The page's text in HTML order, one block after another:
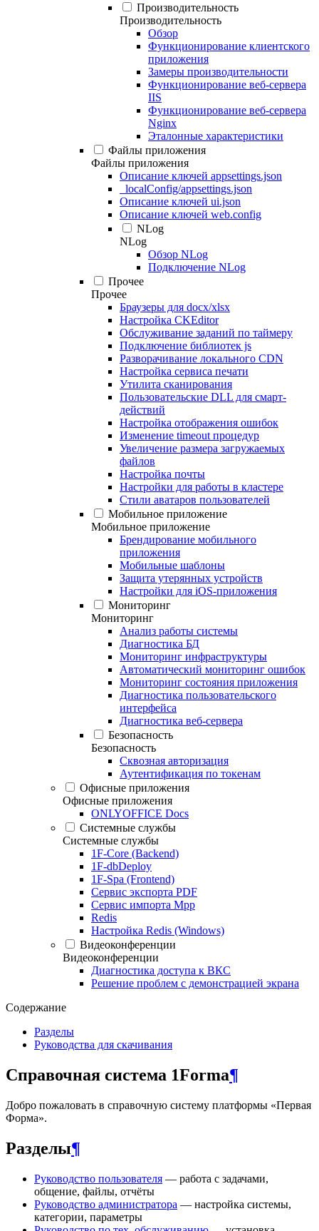
Производительность
Производительность
Обзор
Функционирование клиентского
приложения
Замеры производительности
Функционирование веб-сервера
IIS
Функционирование веб-сервера
Nginx
Эталонные характеристики
Файлы приложения
Файлы приложения
Описание ключей appsettings.json
_localConfig/appsettings.json
Описание ключей ui.json
Описание ключей web.config
NLog
NLog
Обзор NLog
Подключение NLog
Прочее
Прочее
Браузеры для docx/xlsx
Настройка CKEditor
Обслуживание заданий по таймеру
Подключение библиотек js
Разворачивание локального CDN
Настройка сервиса печати
Утилита сканирования
Пользовательские DLL для смарт-
действий
Настройка отображения ошибок
Изменение timeout процедур
Увеличение размера загружаемых
файлов
Настройка почты
Настройки для работы в кластере
Стили аватаров пользователей
Мобильное приложение
Мобильное приложение
Брендирование мобильного
приложения
Мобильные шаблоны
Защита утерянных устройств
Настройки для iOS-приложения
Мониторинг
Мониторинг
Анализ работы системы
Диагностика БД
Мониторинг инфраструктуры
Автоматический мониторинг ошибок
Мониторинг состояния приложения
Диагностика пользовательского
интерфейса
Диагностика веб-сервера
Безопасность
Безопасность
Сквозная авторизация
Аутентификация по токенам
Офисные приложения
Офисные приложения
ONLYOFFICE Docs
Системные службы
Системные службы
1F-Core (Backend)
1F-dbDeploy
1F-Spa (Frontend)
Сервис экспорта PDF
Сервис импорта Mpp
Redis
Настройка Redis (Windows)
Видеоконференции
Видеоконференции
Диагностика доступа к ВКС
Решение проблем с демонстрацией экрана
Содержание
Разделы
Руководства для скачивания
Справочная система 1Forma¶
Добро пожаловать в справочную систему платформы «Первая
Форма».
Разделы¶
Руководство пользователя — работа с задачами,
общение, файлы, отчёты
Руководство администратора — настройка системы,
категории, параметры